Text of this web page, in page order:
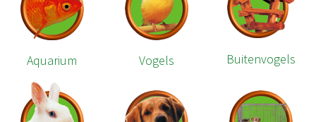
Aquarium Vogels Buitenvogels